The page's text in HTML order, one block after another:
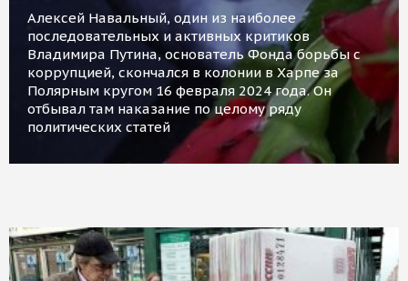
Алексей Навальный, один из наиболее
последовательных и активных критиков
Владимира Путина, основатель Фонда борьбы с
коррупцией, скончался в колонии в Харпе за
Полярным кругом 16 февраля 2024 года. Он
отбывал там наказание по целому ряду
политических статей